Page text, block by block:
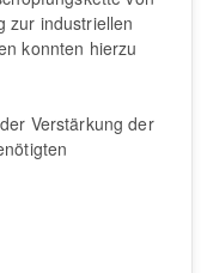
zur industriellen
konnten hierzu
Verstärkung der